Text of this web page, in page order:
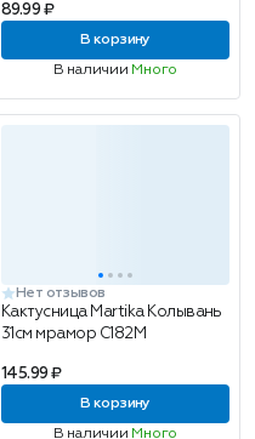
89.99 ₽
В корзину
В наличии Много
Нет отзывов
Кактусница Martika Колывань
31см мрамор С182М
145.99 ₽
В корзину
В наличии Много